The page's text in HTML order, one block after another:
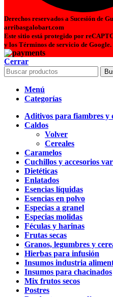
Derechos reservados a Sucesión de
arribasgalobart.com
Este sitio está protegido por
y los Términos de servicio de Google.
Cerrar
Menú
Categorías
Aditivos para fiambres y
Caldos
Volver
Cereales
Caramelos
Cuchillos y accesorios
Dietéticas
Enlatados
Esencias líquidas
Esencias en polvo
Especias a granel
Especias molidas
Féculas y harinas
Frutas secas
Granos, legumbres y
Hierbas para infusión
Insumos industria
Insumos para chacinados
Mix frutos secos
Postres